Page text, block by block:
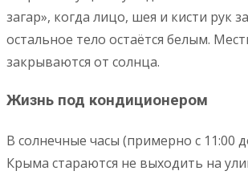
загар», когда лицо, шея и кисти рук
остальное тело остаётся белым.
закрываются от солнца.
Жизнь под кондиционером
В солнечные часы (примерно с 11:00
Крыма стараются не выходить на